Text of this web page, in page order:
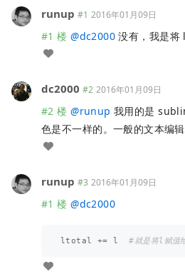
runup #1 2016年01月09日
#1 楼 @dc2000 没有，我是
dc2000 #2 2016年01月09日
#2 楼 @runup 我用的是
色是不一样的。一般的文本编辑
runup #3 2016年01月09日
#1 楼 @dc2000
ltotal += l #就是将l赋